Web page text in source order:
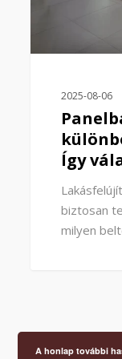
2025-08-06
Így
biztosan
milyen
A honlap további